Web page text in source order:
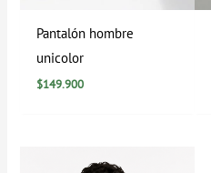
Pantalón hombre
unicolor
$149.900